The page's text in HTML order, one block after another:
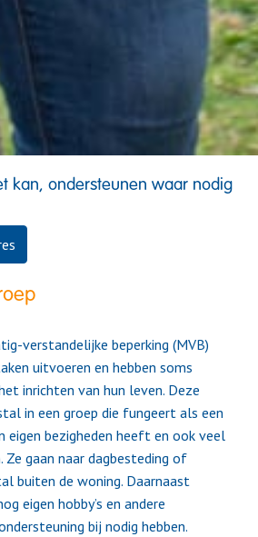
kan, ondersteunen waar nodig
verstandelijke beperking (MVB)
uitvoeren en hebben soms
inrichten van hun leven. Deze
in een groep die fungeert als een
eigen bezigheden heeft en ook veel
Ze gaan naar dagbesteding of
buiten de woning. Daarnaast
eigen hobby’s en andere
bij nodig hebben.